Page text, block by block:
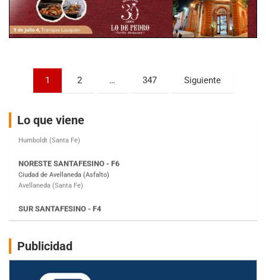
Paginación
entradas
1 2 … 347 Siguiente
Lo que viene
PATAGONICO - F6
Moto Club Reginense (Tierra)
Gral. E. Godoy (Río Negro)
Humboldt (Santa Fe)
Ciudad de Avellaneda (Asfalto)
Avellaneda (Santa Fe)
José Samuel Sánchez (Tierra)
Rufino (Santa Fe)
Juan Navarro (Asfalto)
El Timbó (Tucumán)
COBERTURA ESPECIAL DE E-KART.COM.AR
IAME SERIES ARGENTINA 6
Publicidad